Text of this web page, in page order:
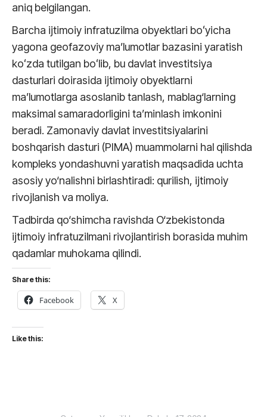
aniq belgilangan.
Barcha ijtimoiy infratuzilma obyektlari boʻyicha
yagona geofazoviy maʼlumotlar bazasini yaratish
koʻzda tutilgan boʻlib, bu davlat investitsiya
dasturlari doirasida ijtimoiy obyektlarni
ma’lumotlarga asoslanib tanlash, mablag‘larning
maksimal samaradorligini taʼminlash imkonini
beradi. Zamonaviy davlat investitsiyalarini
boshqarish dasturi (PIMA) muammolarni hal qilishda
kompleks yondashuvni yaratish maqsadida uchta
asosiy yo‘nalishni birlashtiradi: qurilish, ijtimoiy
rivojlanish va moliya.
Tadbirda qo‘shimcha ravishda O‘zbekistonda
ijtimoiy infratuzilmani rivojlantirish borasida muhim
qadamlar muhokama qilindi.
Share this:
Facebook X
Like this: